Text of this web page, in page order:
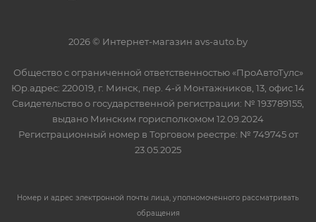
2026 © Интернет-магазин avs-auto.by
Общество с ограниченной ответственностью «ПроАвтоТулс»
Юр.адрес: 220019, г. Минск, пер. 4-й Монтажников, 13, офис 14
Свидетельство о государственной регистрации: № 193789155,
выдано Минским горисполкомом 12.09.2024
Регистрационный номер в Торговом реестре: № 749745 от
23.05.2025
Номер и адрес электронной почты лица, уполномоченного рассматривать
обращения